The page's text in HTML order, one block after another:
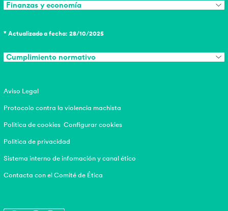
Finanzas y economía
* Actualizado a fecha: 28/10/2025
Cumplimiento normativo
Aviso Legal
Protocolo contra la violencia machista
Politica de cookies Configurar cookies
Politica de privacidad
Sistema interno de infomación y canal ético
Contacta con el Comité de Ética